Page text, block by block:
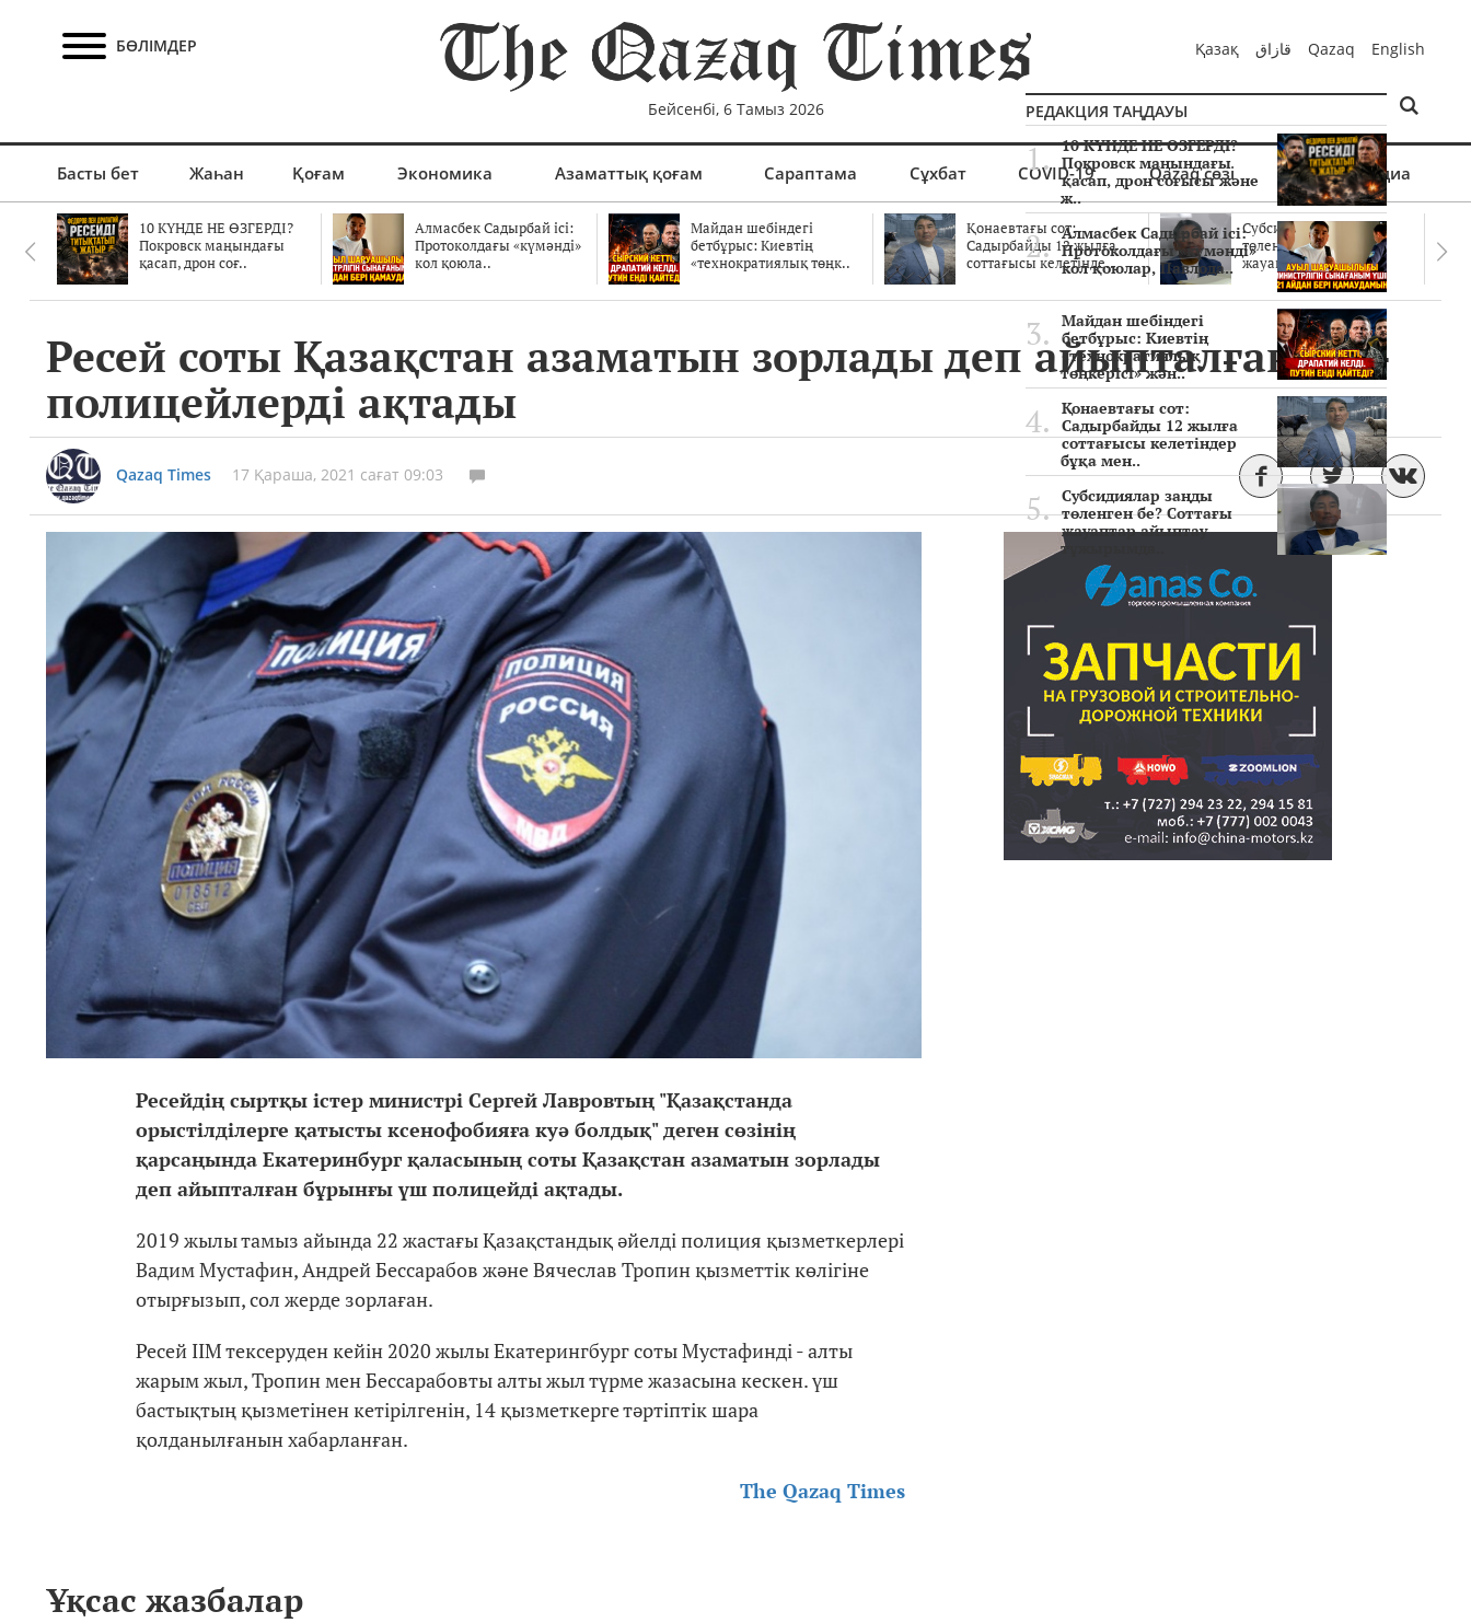
БӨЛІМДЕР
Бейсенбі, 6 Тамыз 2026
Қазақ قازاق Qazaq English
Басты бет Жаһан Қоғам Экономика Азаматтық қоғам Сараптама Сұхбат COVID-19 Qazaq сөзі Мультимедиа
10 КҮНДЕ НЕ ӨЗГЕРДІ?
Покровск маңындағы
қасап, дрон соғ..
Алмасбек Садырбай ісі:
Протоколдағы «күмәнді»
кол қоюла..
Майдан шебіндегі
бетбұрыс: Киевтің
«технократиялық төңк..
Қонаевтағы сот:
Садырбайды 12 жылға
соттағысы келетінде..
Субсидиялар заңды
төленген бе? Соттағы
жауаптар айыптау..
Ресей соты Қазақстан азаматын зорлады деп айыпталған экс-
полицейлерді ақтады
Qazaq Times 17 Қараша, 2021 сағат 09:03
Ресейдің сыртқы істер министрі Сергей Лавровтың "Қазақстанда
орыстілділерге қатысты ксенофобияға куә болдық" деген сөзінің
қарсаңында Екатеринбургқаласының соты Қазақстан азаматын зорлады
деп айыпталған бұрынғыүш полицейді ақтады.
2019 жылы тамыз айында 22 жастағы Қазақстандық әйелді полиция қызметкерлері
Вадим Мустафин, Андрей Бессарабов және Вячеслав Тропин қызметтік көлігіне
отырғызып, сол жерде зорлаған.
Ресей ІІМ тексеруден кейін 2020 жылы Екатерингбург соты Мустафинді - алты
жарым жыл, Тропин мен Бессарабовты алты жыл түрме жазасына кескен. үш
бастықтың қызметінен кетірілгенін, 14 қызметкерге тәртіптік шара
қолданылғанын хабарланған.
The Qazaq Times
Ұқсас жазбалар
РЕДАКЦИЯ ТАҢДАУЫ
10 КҮНДЕ НЕ ӨЗГЕРДІ?
Покровск маңындағы
қасап, дрон соғысы және
ж..
Алмасбек Садырбай ісі:
Протоколдағы «күмәнді»
кол қоюлар, Павлода..
Майдан шебіндегі
бетбұрыс: Киевтің
«технократиялық
төңкерісі» жән..
Қонаевтағы сот:
Садырбайды 12 жылға
соттағысы келетіндер
бұқа мен..
Субсидиялар заңды
төленген бе? Соттағы
жауаптар айыптау
тұжырымда..